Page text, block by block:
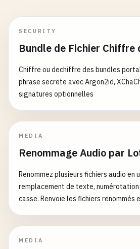
SECURITY
Bundle de Fichier Chiffre
Chiffre ou dechiffre des bundles
phrase secrete avec Argon2id,
signatures optionnelles
MEDIA
Renommage Audio par
Renommez plusieurs fichiers audio en
remplacement de texte,
casse. Renvoie les fichiers renommés
MEDIA